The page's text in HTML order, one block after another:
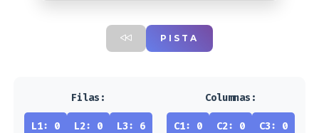
PISTA
Filas:
L1: 0 L2: 0 L3: 6
Columnas:
C1: 0 C2: 0 C3: 0